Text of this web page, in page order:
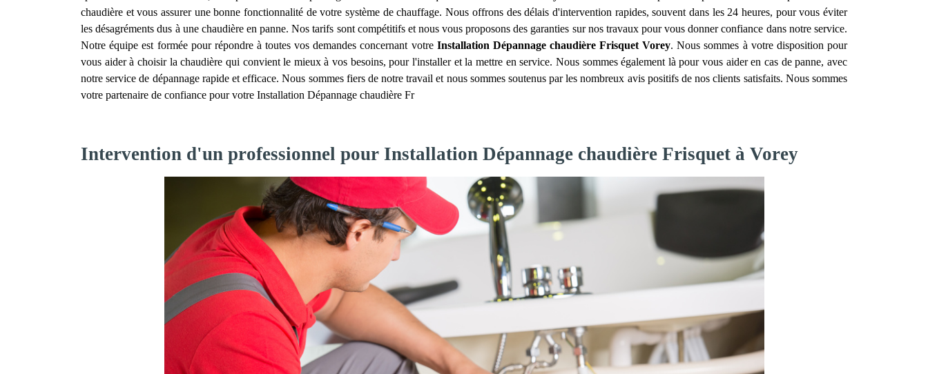
chaudière et vous assurer une bonne fonctionnalité de votre système de chauffage. Nous offrons des délais d'intervention rapides, souvent dans les 24 heures, pour vous éviter
les désagréments dus à une chaudière en panne. Nos tarifs sont compétitifs et nous vous proposons des garanties sur nos travaux pour vous donner confiance dans notre service.
Notre équipe est formée pour répondre à toutes vos demandes concernant votre Installation Dépannage chaudière Frisquet Vorey. Nous sommes à votre disposition pour
vous aider à choisir la chaudière qui convient le mieux à vos besoins, pour l'installer et la mettre en service. Nous sommes également là pour vous aider en cas de panne, avec
notre service de dépannage rapide et efficace. Nous sommes fiers de notre travail et nous sommes soutenus par les nombreux avis positifs de nos clients satisfaits. Nous sommes
votre partenaire de confiance pour votre Installation Dépannage chaudière Fr
Intervention d'un professionnel pour Installation Dépannage chaudière Frisquet à Vorey